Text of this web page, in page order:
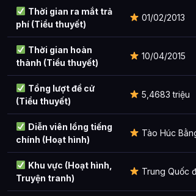
Thời gian ra mắt trả
phí (Tiểu thuyết)
01/02/2013
Thời gian hoàn
thành (Tiểu thuyết)
10/04/2015
Tổng lượt đề cử
(Tiểu thuyết)
5,4683 triệu
Diễn viên lồng tiếng
chính (Hoạt hình)
Tào Húc
Khu vực (Hoạt hình,
Truyện tranh)
Trung Quốc